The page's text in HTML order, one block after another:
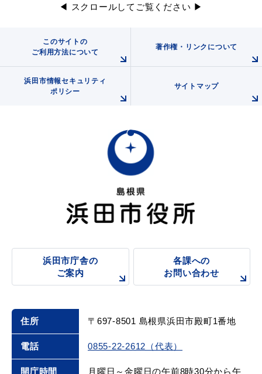
◀ スクロールしてご覧ください ▶
このサイトの
ご利用方法について
著作権・リンクについて
浜田市情報セキュリティ
ポリシー
サイトマップ
浜田市庁舎の
ご案内
各課への
お問い合わせ
住所 〒697-8501 島根県浜田市殿町1番地
電話 0855-22-2612（代表）
開庁時間 月曜日～金曜日の午前8時30分から午